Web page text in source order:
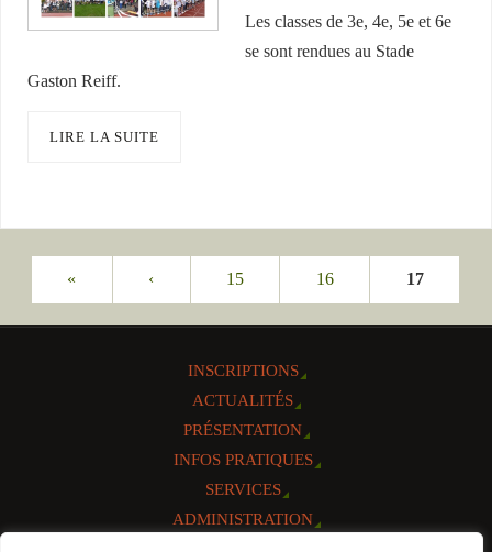
Les classes de 3e, 4e, 5e et 6e
se sont rendues au Stade
Gaston Reiff.
LIRE LA SUITE
« ‹ 15 16 17
INSCRIPTIONS
ACTUALITÉS
PRÉSENTATION
INFOS PRATIQUES
SERVICES
ADMINISTRATION